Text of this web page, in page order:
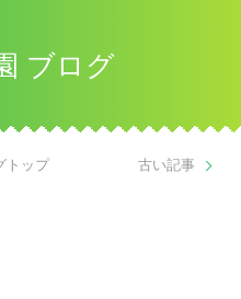
ブログ
古い記事
トップ